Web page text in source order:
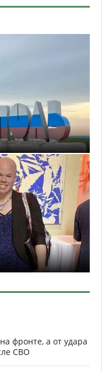
фронте, а от удара
СВО